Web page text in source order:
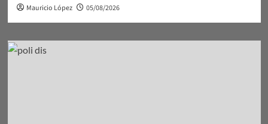
Mauricio López 05/08/2026